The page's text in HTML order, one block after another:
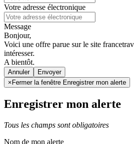
Votre adresse électronique
Message
Bonjour,
Voici une offre parue sur le site
intéresser.
A bientôt.
Annuler
× Fermer la fenêtre Enregistrer mon alerte
Enregistrer mon alerte
Tous les champs sont obligatoires
Nom de mon alerte